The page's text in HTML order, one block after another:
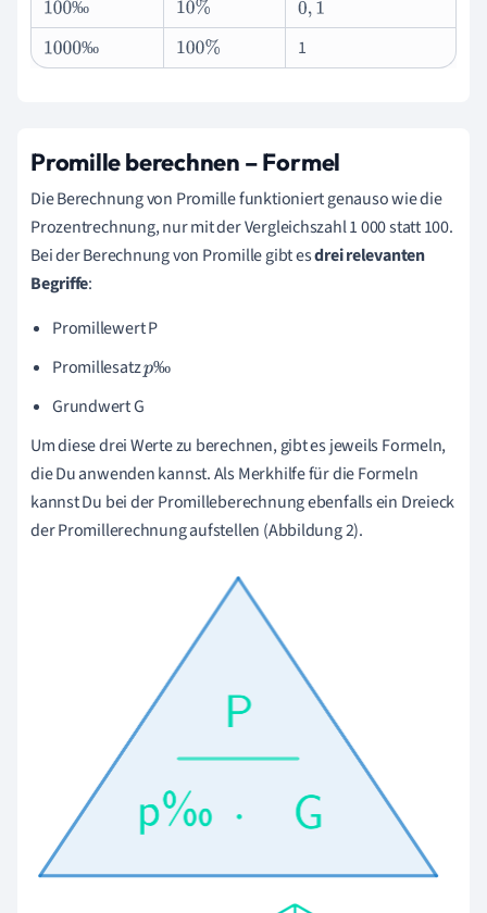
‰
100‰ 10% 0,1
‰
1000‰ 100% 1
Promille berechnen – Formel
Die Berechnung von Promille funktioniert genauso wie die
Prozentrechnung, nur mit der Vergleichszahl 1 000 statt 100.
Bei der Berechnung von Promille gibt esdrei relevanten
Begriffe:
Promillewert P
Promillesatz ‰
p
Grundwert G
Um diese drei Werte zu berechnen, gibt es jeweils Formeln,
die Du anwenden kannst. Als Merkhilfe für die Formeln
kannst Du bei der Promilleberechnung ebenfalls ein Dreieck
der Promillerechnung aufstellen (Abbildung 2).